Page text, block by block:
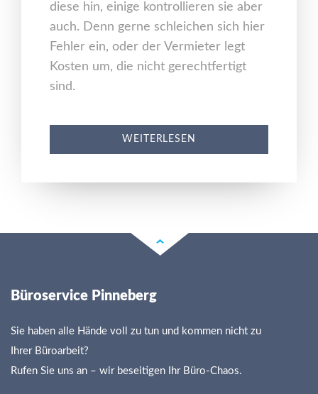
diese hin, einige kontrollieren sie aber
auch. Denn gerne schleichen sich hier
Fehler ein, oder der Vermieter legt
Kosten um, die nicht gerechtfertigt
sind.
WEITERLESEN
Büroservice Pinneberg
Sie haben alle Hände voll zu tun und kommen nicht zu
Ihrer Büroarbeit?
Rufen Sie uns an – wir beseitigen Ihr Büro-Chaos.